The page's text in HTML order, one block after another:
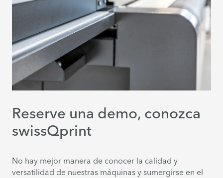
Reserve una demo, conozca
swissQprint
No hay mejor manera de conocer la calidad y
versatilidad de nuestras máquinas y sumergirse en el